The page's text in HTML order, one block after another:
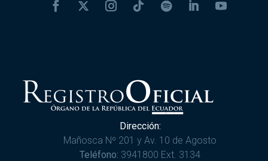
Dirección:
Mañosca Nº 201 y Av. 10 de Agosto
Teléfono: 3941800 Ext. 3134